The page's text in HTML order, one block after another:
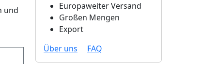
und
Europaweiter Versand
Großen Mengen
Export
Über uns
FAQ